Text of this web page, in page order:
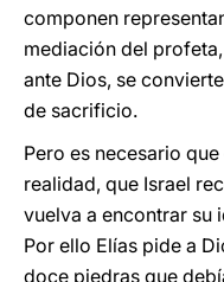
componen
mediación del
ante Dios, se
de sacrificio.
Pero es necesario
realidad, que Israel
vuelva a encontrar su
Por ello Elías pide a
doce piedras que